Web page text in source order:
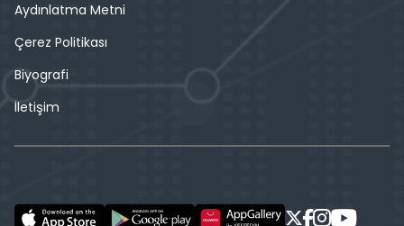
Aydınlatma Metni
Çerez Politikası
Biyografi
İletişim